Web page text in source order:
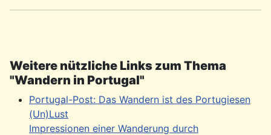
Weitere nützliche Links zum Thema
"Wandern in Portugal"
Portugal-Post: Das Wandern ist des Portugiesen
(Un)Lust
Impressionen einer Wanderung durch